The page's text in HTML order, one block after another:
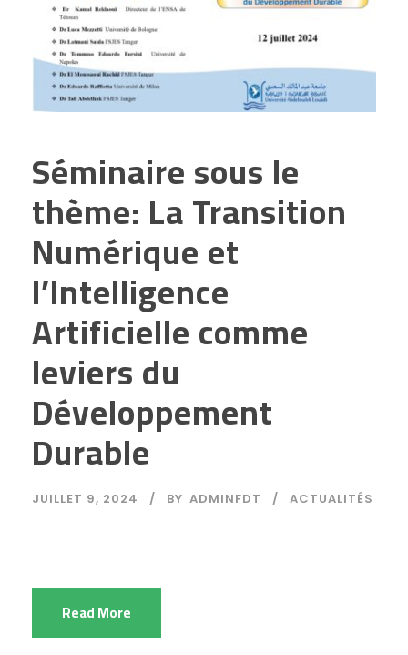
Séminaire sous le
thème: La Transition
Numérique et
l’Intelligence
Artificielle comme
leviers du
Développement
Durable
JUILLET 9, 2024 BY ADMINFDT ACTUALITÉS
Read More